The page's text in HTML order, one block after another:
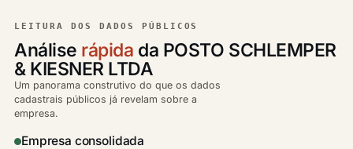
LEITURA DOS DADOS PÚBLICOS
Análise rápida da POSTO SCHLEMPER
& KIESNER LTDA
Um panorama construtivo do que os dados
cadastrais públicos já revelam sobre a
empresa.
Empresa consolidada